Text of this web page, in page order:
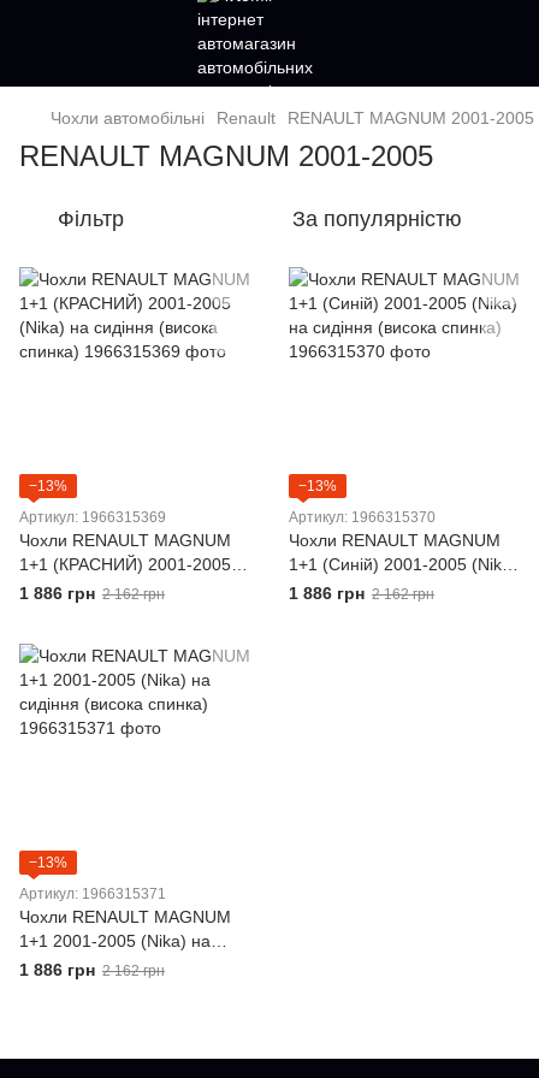
Чохли автомобільні Renault RENAULT MAGNUM 2001-2005
RENAULT MAGNUM 2001-2005
Фільтр За популярністю
−13%
Артикул: 1966315369
Чохли RENAULT MAGNUM
1+1 (КРАСНИЙ) 2001-2005
(Nika) на сидіння (висока
1 886 грн 2 162 грн
−13%
Артикул: 1966315370
Чохли RENAULT MAGNUM
1+1 (Синій) 2001-2005 (Nika)
на сидіння (висока спинка)
1 886 грн 2 162 грн
−13%
Артикул: 1966315371
Чохли RENAULT MAGNUM
1+1 2001-2005 (Nika) на
сидіння (висока спинка)
1 886 грн 2 162 грн